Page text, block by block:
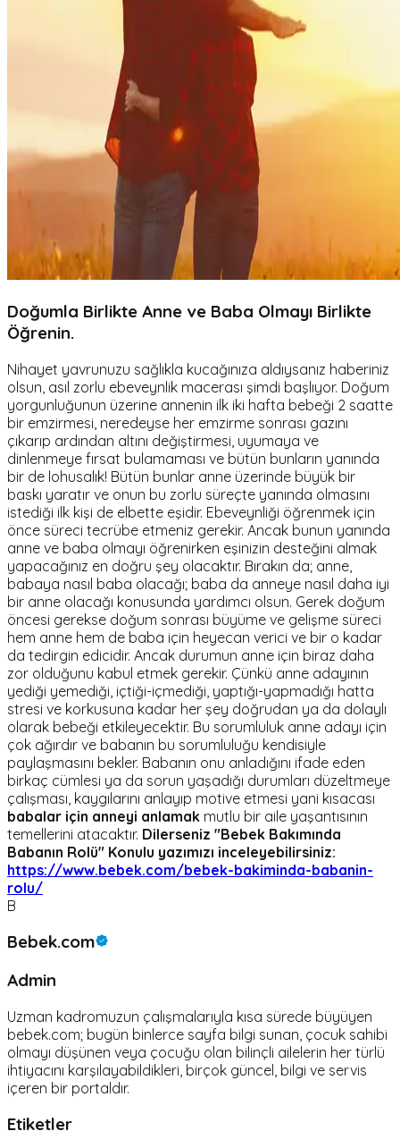
Doğumla Birlikte Anne ve Baba Olmayı Birlikte
Öğrenin.
Nihayet yavrunuzu sağlıkla kucağınıza aldıysanız haberiniz
olsun, asıl zorlu ebeveynlik macerası şimdi başlıyor. Doğum
yorgunluğunun üzerine annenin ilk iki hafta bebeği 2 saatte
bir emzirmesi, neredeyse her emzirme sonrası gazını
çıkarıp ardından altını değiştirmesi, uyumaya ve
dinlenmeye fırsat bulamaması ve bütün bunların yanında
bir de lohusalık! Bütün bunlar anne üzerinde büyük bir
baskı yaratır ve onun bu zorlu süreçte yanında olmasını
istediği ilk kişi de elbette eşidir. Ebeveynliği öğrenmek için
önce süreci tecrübe etmeniz gerekir. Ancak bunun yanında
anne ve baba olmayı öğrenirken eşinizin desteğini almak
yapacağınız en doğru şey olacaktır. Bırakın da; anne,
babaya nasıl baba olacağı; baba da anneye nasıl daha iyi
bir anne olacağı konusunda yardımcı olsun. Gerek doğum
öncesi gerekse doğum sonrası büyüme ve gelişme süreci
hem anne hem de baba için heyecan verici ve bir o kadar
da tedirgin edicidir. Ancak durumun anne için biraz daha
zor olduğunu kabul etmek gerekir. Çünkü anne adayının
yediği yemediği, içtiği-içmediği, yaptığı-yapmadığı hatta
stresi ve korkusuna kadar her şey doğrudan ya da dolaylı
olarak bebeği etkileyecektir. Bu sorumluluk anne adayı için
çok ağırdır ve babanın bu sorumluluğu kendisiyle
paylaşmasını bekler. Babanın onu anladığını ifade eden
birkaç cümlesi ya da sorun yaşadığı durumları düzeltmeye
çalışması, kaygılarını anlayıp motive etmesi yani kısacası
babalar için anneyi anlamak mutlu bir aile yaşantısının
temellerini atacaktır. Dilerseniz "Bebek Bakımında
Babanın Rolü" Konulu yazımızı inceleyebilirsiniz:
https://www.bebek.com/bebek-bakiminda-babanin-
rolu/
B
Bebek.com
Admin
Uzman kadromuzun çalışmalarıyla kısa sürede büyüyen
bebek.com; bugün binlerce sayfa bilgi sunan, çocuk sahibi
olmayı düşünen veya çocuğu olan bilinçli ailelerin her türlü
ihtiyacını karşılayabildikleri, birçok güncel, bilgi ve servis
içeren bir portaldır.
Etiketler